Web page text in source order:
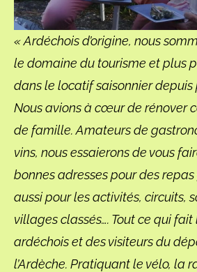
« Ardéchois d’origine, nous
le domaine du tourisme et plus
dans le locatif saisonnier depuis
Nous avions à cœur de rénover
de famille. Amateurs de
vins, nous essaierons de vous
bonnes adresses pour des
aussi pour les activités, circuits,
villages classés…. Tout ce qui
ardéchois et des visiteurs du
l’Ardèche. Pratiquant le vélo, la